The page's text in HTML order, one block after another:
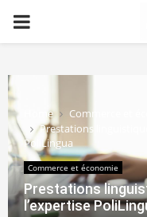
PRIMARY
Home
Commerce et
Prestations
PoliLingua
Commerce et économie
Prestations
l’expertise